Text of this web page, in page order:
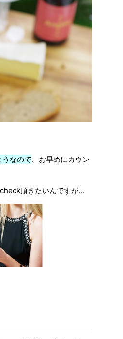
うなので、お早めにカウン
頂きたいんですが...